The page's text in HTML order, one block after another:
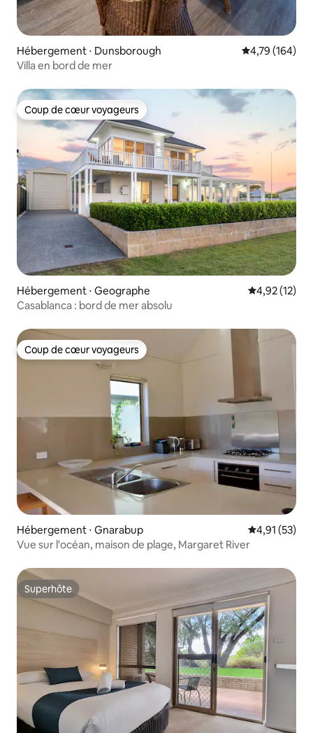
Hébergement ⋅ Dunsborough Évaluation
4,79 (164)
Villa en bord de mer
Coup de cœur voyageurs
Coup de cœur voyageurs
Hébergement ⋅ Geographe Évaluation
4,92 (12)
Casablanca : bord de mer absolu
Coup de cœur voyageurs
Coup de cœur voyageurs
Hébergement ⋅ Gnarabup Évaluation
4,91 (53)
Vue sur l'océan, maison de plage, Margaret River
Superhôte
Superhôte